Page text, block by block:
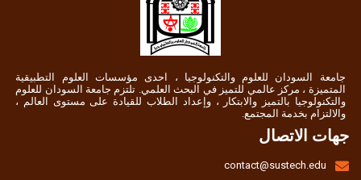
جامعة السودان للعلوم والتكنولوجيا ، احدى مؤسسات العلوم التطبيقية
المتميزة ، مركز عالمي للتميز في البحث العلمي. تلتزم جامعة السودان للعلوم
والتكنولوجيا بالتميز والابتكار ، وإعداد الطلاب للقيادة على مستوى العالم ،
والالتزام بخدمة المجتمع.
جهات الاتصال
contact@sustech.edu